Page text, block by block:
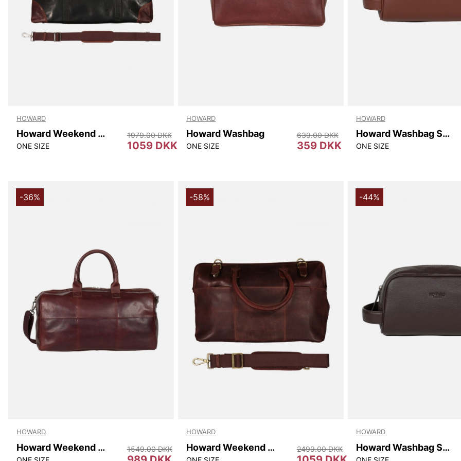
HOWARD
Howard Weekend Bag Cooper
ONE SIZE 1059 DKK
1979.00 DKK
HOWARD
Howard Washbag
ONE SIZE 359 DKK
639.00 DKK
HOWARD
Howard Washbag Sam
ONE SIZE
-36%
HOWARD
Howard Weekend Bag Sam 1549.00 DKK
-58%
HOWARD
Howard Weekend Bag Ken 2499.00 DKK
-44%
HOWARD
Howard Washbag Sam